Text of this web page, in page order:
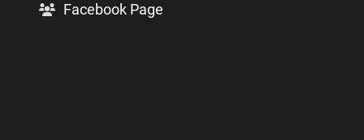
Facebook Page